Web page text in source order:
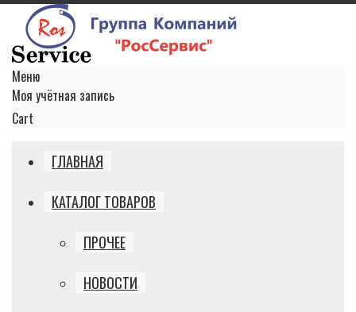
Меню
Моя учётная запись
Cart
ГЛАВНАЯ
КАТАЛОГ ТОВАРОВ
ПРОЧЕЕ
НОВОСТИ